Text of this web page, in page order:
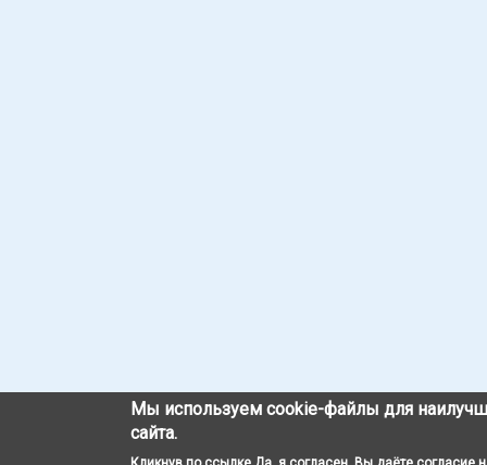
Мы используем cookie-файлы для
сайта.